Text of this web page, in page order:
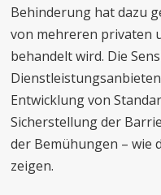
Behinderung hat dazu
von mehreren privaten
behandelt wird. Die
Entwicklung von
Sicherstellung der
der Bemühungen – wie
zeigen.